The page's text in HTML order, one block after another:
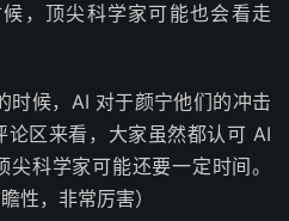
，顶尖科学家可能也会看走
时候，AI 对于颜宁他们的冲击
区来看，大家虽然都认可 AI
科学家可能还要一定时间。
性，非常厉害）